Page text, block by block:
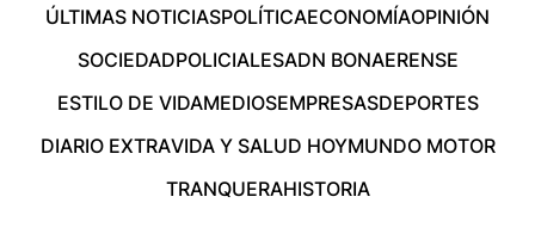
ÚLTIMAS NOTICIASPOLÍTICAECONOMÍAOPINIÓN
SOCIEDADPOLICIALESADN BONAERENSE
ESTILO DE VIDAMEDIOSEMPRESASDEPORTES
DIARIO EXTRAVIDA Y SALUD HOYMUNDO MOTOR
TRANQUERAHISTORIA